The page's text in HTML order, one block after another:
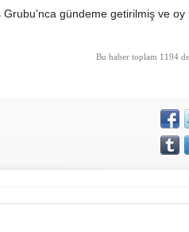
Grubu'nca gündeme getirilmiş ve oy
Bu haber toplam 1194